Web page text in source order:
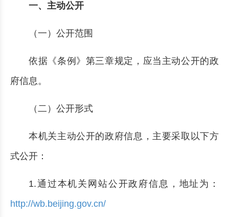
一、主动公开
（一）公开范围
依据《条例》第三章规定，应当主动公开的政
府信息。
（二）公开形式
本机关主动公开的政府信息，主要采取以下方
式公开：
1.通过本机关网站公开政府信息，地址为：
http://wb.beijing.gov.cn/